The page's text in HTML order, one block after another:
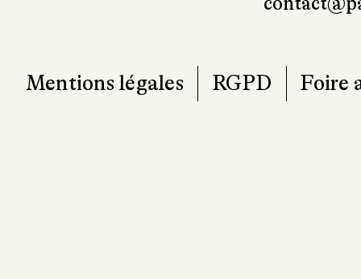
RGPD Foire